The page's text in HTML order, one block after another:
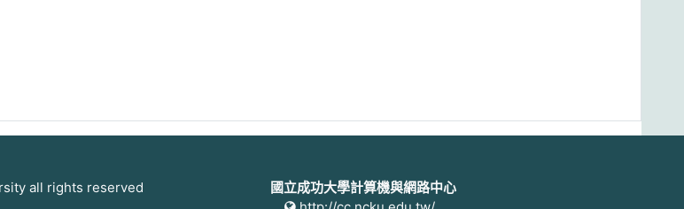
all rights reserved
國立成功大學計算機與網路中心